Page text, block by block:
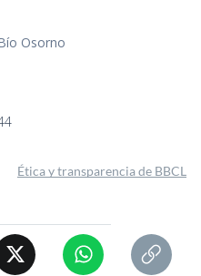
Osorno
Ética y transparencia de BBCL